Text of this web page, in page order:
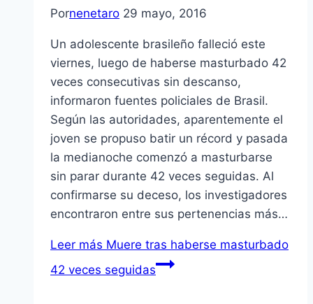
Pornenetaro 29 mayo, 2016
Un adolescente brasileño falleció este
viernes, luego de haberse masturbado 42
veces consecutivas sin descanso,
informaron fuentes policiales de Brasil.
Según las autoridades, aparentemente el
joven se propuso batir un récord y pasada
la medianoche comenzó a masturbarse
sin parar durante 42 veces seguidas. Al
confirmarse su deceso, los investigadores
encontraron entre sus pertenencias más…
Leer más Muere tras haberse masturbado
42 veces seguidas